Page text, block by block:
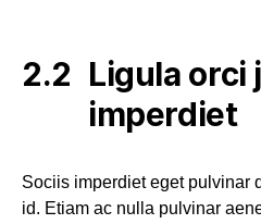
Ligula orci
imperdiet
Sociis imperdiet eget pulvinar
id. Etiam ac nulla pulvinar